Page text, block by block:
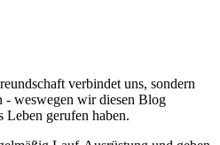
verbindet uns, sondern
- weswegen wir diesen Blog
gerufen haben.